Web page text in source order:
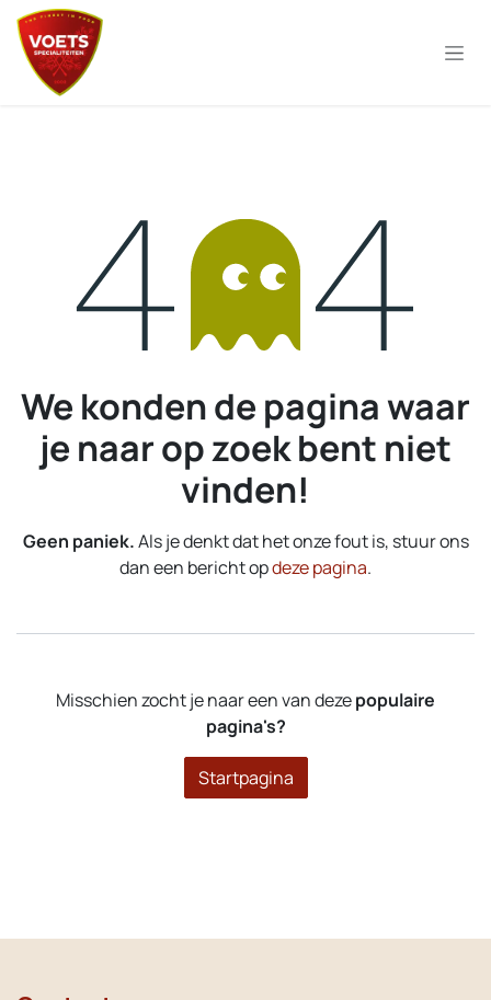
Overslaan naar inhoud
Fout 404
We konden de pagina waar
je naar op zoek bent niet
vinden!
Geen paniek.Als je denkt dat het onze fout is, stuur ons
dan een bericht opdeze pagina.
Misschien zocht je naar een van dezepopulaire
pagina's?
Startpagina